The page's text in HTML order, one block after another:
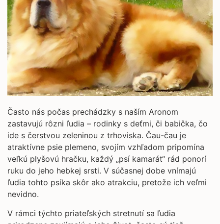
Často nás počas prechádzky s naším Aronom
zastavujú rôzni ľudia – rodinky s deťmi, či babička, čo
ide s čerstvou zeleninou z trhoviska. Čau-čau je
atraktívne psie plemeno, svojím vzhľadom pripomína
veľkú plyšovú hračku, každý „psí kamarát“ rád ponorí
ruku do jeho hebkej srsti. V súčasnej dobe vnímajú
ľudia tohto psíka skôr ako atrakciu, pretože ich veľmi
nevidno.
V rámci týchto priateľských stretnutí sa ľudia